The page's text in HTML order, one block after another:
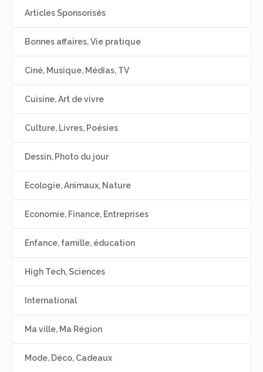
Articles Sponsorisés
Bonnes affaires, Vie pratique
Ciné, Musique, Médias, TV
Cuisine, Art de vivre
Culture, Livres, Poésies
Dessin, Photo du jour
Ecologie, Animaux, Nature
Economie, Finance, Entreprises
Enfance, famille, éducation
High Tech, Sciences
International
Ma ville, Ma Région
Mode, Déco, Cadeaux